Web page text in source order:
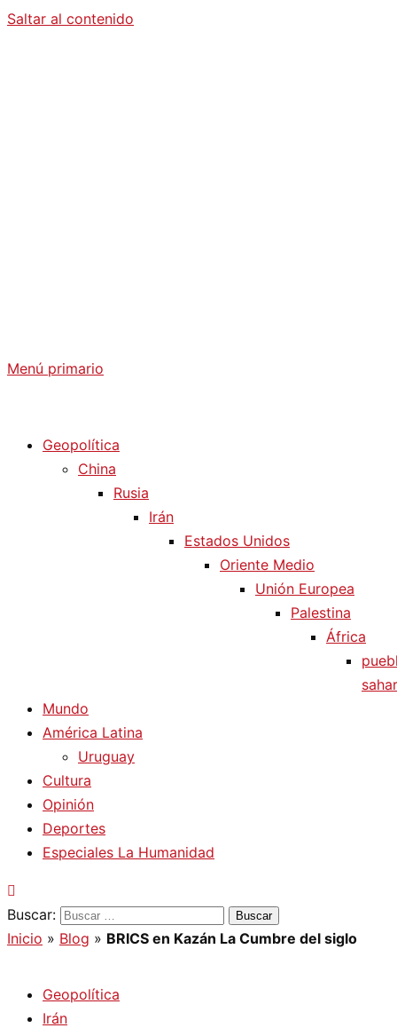
Saltar al contenido
Menú primario
Geopolítica
China
Rusia
Irán
Estados Unidos
Oriente Medio
Unión Europea
Palestina
África
Mundo
América Latina
Uruguay
Cultura
Opinión
Deportes
Especiales La Humanidad
Buscar:
Inicio » Blog » BRICS en Kazán La Cumbre del siglo
Geopolítica
Irán